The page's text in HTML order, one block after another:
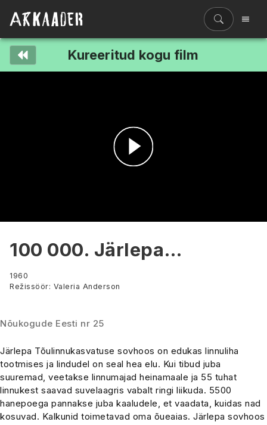
Kureeritud kogu film
Esita
100 000. Järlepa
Tõulinnukasvatuse
1960
Režissöör: Valeria Anderson
Nõukogude Eesti nr 25
Järlepa Tõulinnukasvatuse sovhoos on edukas linnuliha
tootmises ja lindudel on seal hea elu. Kui tibud juba
suuremad, veetakse linnumajad heinamaale ja 55 tuhat
linnukest saavad suvelaagris vabalt ringi liikuda. 5500
hanepoega pannakse juba kaaludele, et vaadata, kuidas nad
kosuvad. Kalkunid toimetavad oma õueaias. Järlepa sovhoos
Filmiriiul
Kureeritud kogud
Hinnad
ENG